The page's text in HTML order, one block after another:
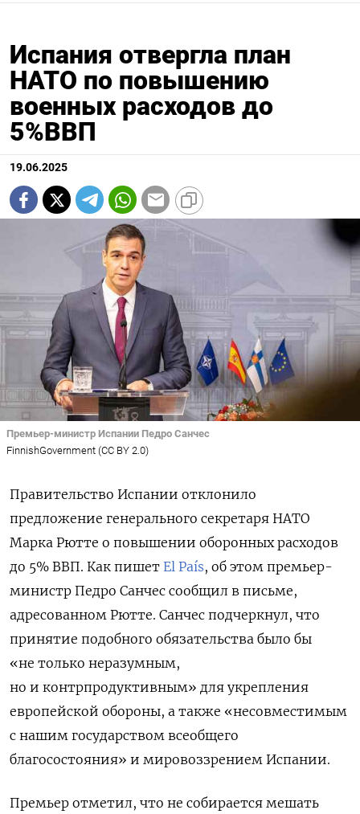
Испания отвергла план
НАТО по повышению
военных расходов до
5%ВВП
19.06.2025
Премьер-министр Испании Педро Санчес
FinnishGovernment (CC BY 2.0)
Правительство Испании отклонило
предложение генерального секретаря НАТО
Марка Рютте о повышении оборонных расходов
до 5% ВВП. Как пишет El País, об этом премьер-
министр Педро Санчес сообщил в письме,
адресованном Рютте. Санчес подчеркнул, что
принятие подобного обязательства было бы
«не только неразумным,
но и контрпродуктивным» для укрепления
европейской обороны, а также «несовместимым
с нашим государством всеобщего
благосостояния» и мировоззрением Испании.
Премьер отметил, что не собирается мешать